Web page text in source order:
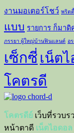
งานมอเตอร์โชว์ พริต
แบบ รายการ ก็มาดิ
ภรรยา ผู้ใหญ่บ้านฟินแลนด์ อ
เซ็กซี่ เน็ต
โคตรดี
โคตรดีย์ เว็บที่รวบ
หน้าตาดี เน็ตไอดอล